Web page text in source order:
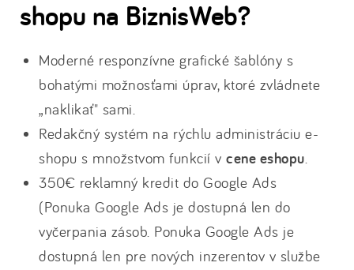
shopu na BiznisWeb?
Moderné responzívne grafické šablóny s
bohatými možnosťami úprav, ktoré zvládnete
„naklikať" sami.
Redakčný systém na rýchlu administráciu e-
shopu s množstvom funkcií v cene eshopu.
350€ reklamný kredit do Google Ads
(Ponuka Google Ads je dostupná len do
vyčerpania zásob. Ponuka Google Ads je
dostupná len pre nových inzerentov v službe